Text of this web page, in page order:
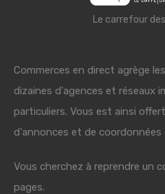
Le carrefour
Commerces en direct agrège
dizaines d'agences et réseaux
particuliers. Vous est ainsi
d'annonces et de coordonnées
Vous cherchez à reprendre un
pages.